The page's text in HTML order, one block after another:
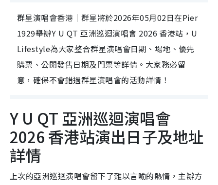
群星演唱會香港｜群星將於2026年05月02日在Pier
1929舉辦Y U QT 亞洲巡迴演唱會 2026 香港站，U
Lifestyle為大家整合群星演唱會日期、場地、優先
購票、公開發售日期及門票等詳情。大家務必留
意，確保不會錯過群星演唱會的活動詳情！
Y U QT 亞洲巡迴演唱會
2026 香港站演出日子及地址
詳情
上次的亞洲巡迴演唱會留下了難以言喻的熱情，主辦方